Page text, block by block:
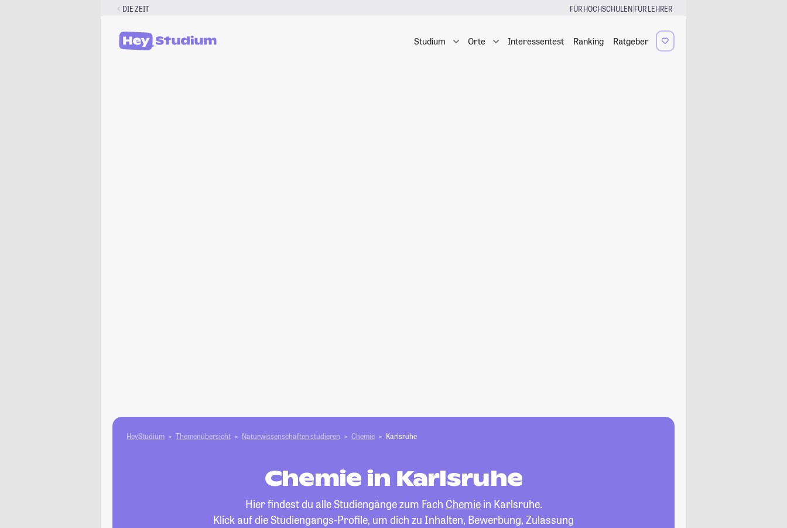
DIE ZEIT FÜR HOCHSCHULEN|FÜR LEHRER
Studium Orte Interessentest Ranking Ratgeber
HeyStudium Themenübersicht Natur­wissenschaften studieren Chemie Karlsruhe
Chemie in Karlsruhe
Hier findest du alle Studiengänge zum Fach Chemiein Karlsruhe.
Klick auf die Studiengangs-Profile, um dich zu Inhalten, Bewerbung, Zulassung